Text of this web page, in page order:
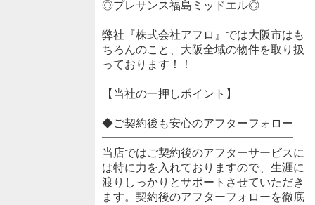
◎プレサンス福島ミッドエル◎
弊社『株式会社アフロ』では大阪市はも
ちろんのこと、大阪全域の物件を取り扱
っております！！
【当社の一押しポイント】
◆ご契約後も安心のアフターフォロー
━━━━━━━━━━━━━━━━━
当店ではご契約後のアフターサービスに
は特に力を入れておりますので、生涯に
渡りしっかりとサポートさせていただき
ます。契約後のアフターフォローを徹底